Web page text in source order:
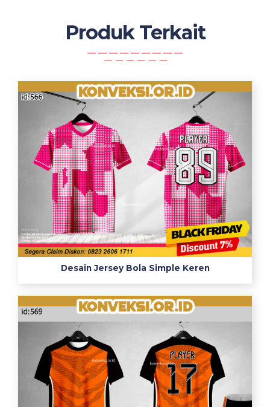
Produk Terkait
Desain Jersey Bola Simple Keren